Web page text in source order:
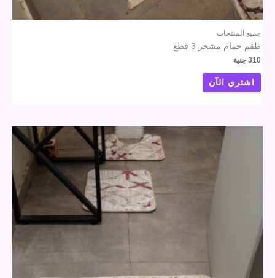
جميع المنتجات
طقم حمام مشجر 3 قطع
310 جنية
اشتري الآن